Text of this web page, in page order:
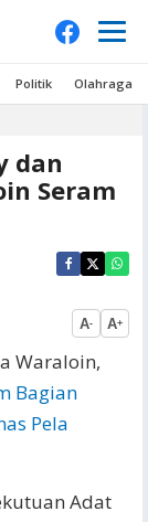
Politik Olahraga
dan
Seram
A- A+
Waraloin,
Bagian
Pela
Adat